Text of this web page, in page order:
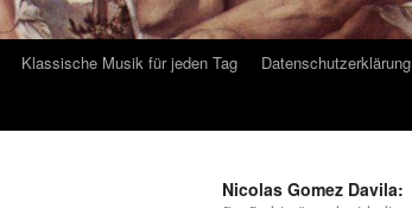
Klassische Musik für jeden Tag
Datenschutzerklärung
Nicolas Gomez Davila: